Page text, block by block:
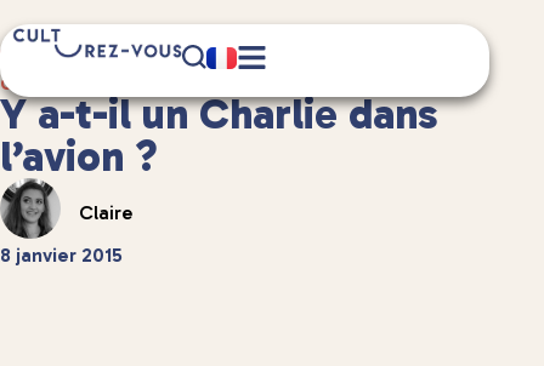
Culture
3 minute(s) de lecture
Y a-t-il un Charlie dans
l’avion ?
Claire
8 janvier 2015